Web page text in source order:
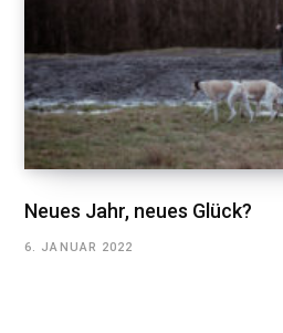
Neues Jahr, neues Glück?
6. JANUAR 2022